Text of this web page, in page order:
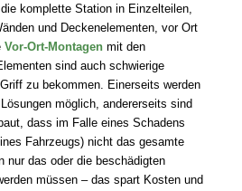
komplette Station in Einzelteilen,
und Deckenelementen, vor Ort
Vor-Ort-Montagenmit den
sind auch schwierige
zu bekommen. Einerseits werden
möglich, andererseits sind
dass im Falle eines Schadens
Fahrzeugs) nicht das gesamte
nur das oder die beschädigten
müssen – das spart Kosten und